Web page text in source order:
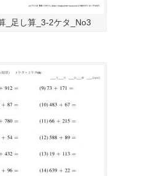
_足し算_3-2ケタ_No3